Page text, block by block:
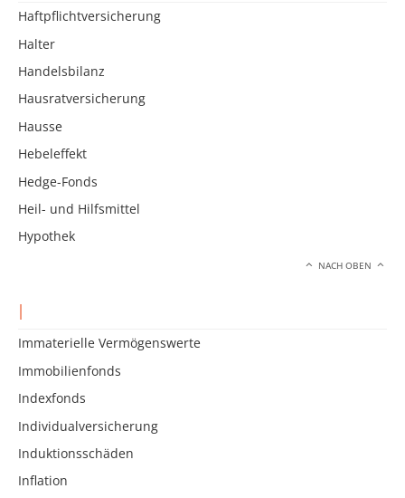
Haftpflichtversicherung
Halter
Handelsbilanz
Hausratversicherung
Hausse
Hebeleffekt
Hedge-Fonds
Heil- und Hilfsmittel
Hypothek
NACH OBEN
I
Immaterielle Vermögenswerte
Immobilienfonds
Indexfonds
Individualversicherung
Induktionsschäden
Inflation